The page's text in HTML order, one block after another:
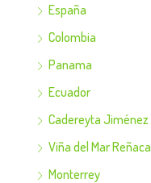
España
Colombia
Panama
Ecuador
Cadereyta Jiménez
Viña del Mar Reñaca
Monterrey